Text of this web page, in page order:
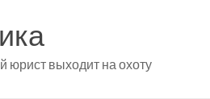
юрист выходит на охоту